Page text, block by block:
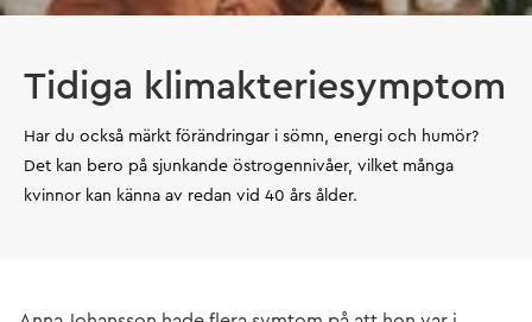
Tidiga klimakteriesymptom
Har du också märkt förändringar i sömn, energi och humör?
Det kan bero på sjunkande östrogennivåer, vilket många
kvinnor kan känna av redan vid 40 års ålder.